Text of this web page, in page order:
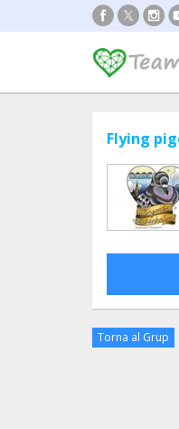
Flying
Torna al Grup